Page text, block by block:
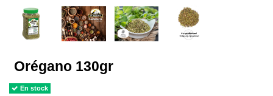
Orégano 130gr
En stock